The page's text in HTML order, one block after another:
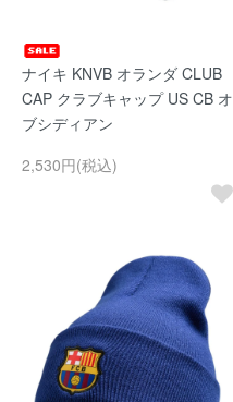
ナイキ KNVB オランダ CLUB
CAP クラブキャップ US CB オ
ブシディアン
2,530円(税込)